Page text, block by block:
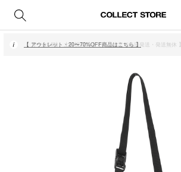
【 月〜金14時、土日祝12時までにご注文で当日発送・発送無休 】
【 アウトレット・20〜70%OFF商品はこちら 】
【 月〜金14時、土日祝12時までにご注文で当日発送・発送無休 】